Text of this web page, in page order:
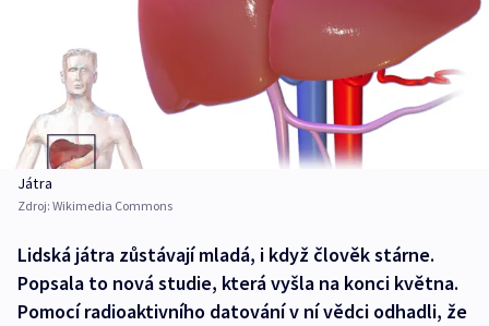
Játra
Zdroj: Wikimedia Commons
Lidská játra zůstávají mladá, i když člověk stárne.
Popsala to nová studie, která vyšla na konci května.
Pomocí radioaktivního datování v ní vědci odhadli, že